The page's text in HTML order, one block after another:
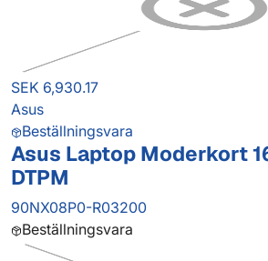
SEK 6,930.17
Asus
Beställningsvara
Asus Laptop Moderkort
DTPM
90NX08P0-R03200
Beställningsvara